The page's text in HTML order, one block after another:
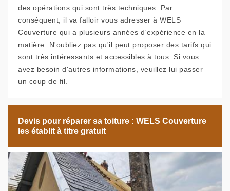
des opérations qui sont très techniques. Par
conséquent, il va falloir vous adresser à WELS
Couverture qui a plusieurs années d'expérience en la
matière. N'oubliez pas qu'il peut proposer des tarifs qui
sont très intéressants et accessibles à tous. Si vous
avez besoin d'autres informations, veuillez lui passer
un coup de fil.
Devis pour réparer sa toiture : WELS Couverture
les établit à titre gratuit